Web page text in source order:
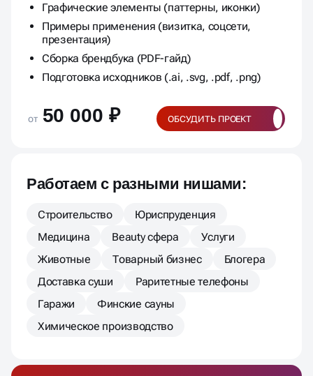
Графические элементы (паттерны, иконки)
Примеры применения (визитка, соцсети,
презентация)
Сборка брендбука (PDF-гайд)
Подготовка исходников (.ai, .svg, .pdf, .png)
от 50 000 ₽ ОБСУДИТЬ ПРОЕКТ
Работаем с разными нишами:
Строительство
Юриспруденция
Медицина
Beauty сфера
Услуги
Животные
Товарный бизнес
Блогера
Доставка суши
Раритетные телефоны
Гаражи
Финские сауны
Химическое производство